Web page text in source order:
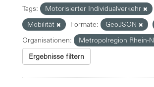
Tags:
Motorisierter Individualverkehr
Mobilität
Formate: GeoJSON
Organisationen:
Metropolregion Rhein-
Ergebnisse filtern